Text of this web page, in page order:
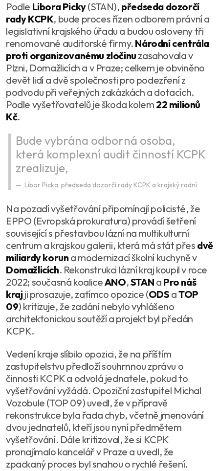
Podle Libora Picky(STAN), předseda dozorčí
rady KCPK, bude proces řízen odborem právní a
legislativní krajského úřadu a budou osloveny tři
renomované auditorské firmy. Národní centrála
proti organizovanému zločinuzasahovala v
Plzni, Domažlicích a v Praze; celkem je obviněno
devět lidí a dvě společnosti pro podezření z
podvodu při veřejných zakázkách a dotacích.
Podle vyšetřovatelů je škoda kolem 22 milionů
Kč.
Bude vybrána odborná osoba,
která komplexní audit činností KCPK
zrealizuje,
Libor Picka, předseda dozorčí rady KCPK a krajský radní
Na pozadí vyšetřování připomínají policisté, že
EPPO (Evropská prokuratura) provádí šetření
související s přestavbou lázní na multikulturní
centrum a krajskou galerii, která má stát přes dvě
miliardy koruna modernizací školní kuchyně v
Domažlicích. Rekonstrukci lázní kraj koupil v roce
2022; současná koaliceANO,STAN a Pro náš
krajji prosazuje, zatímco opozice (ODS aTOP
09) kritizuje, že zadání nebylo vyhlášeno
architektonickou soutěží a projekt byl předán
KCPK.
Vedení kraje slíbilo opozici, že na příštím
zastupitelstvu předloží souhrnnou zprávu o
činnosti KCPK a odvolá jednatele, pokud to
vyšetřování vyžádá. Opoziční zastupitel Michal
Vozobule (TOP 09) uvedl, že v přípravě
rekonstrukce byla řada chyb, včetně jmenování
dvou jednatelů, kteří jsou nyní předmětem
vyšetřování. Dále kritizoval, že si KCPK
pronajímalo kancelář v Praze a uvedl, že
zpackaný proces byl snahou o rychlé řešení.